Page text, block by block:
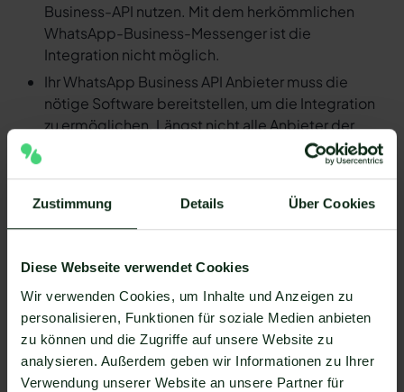
Zustimmung Details Über Cookies
Diese Webseite verwendet Cookies
Wir verwenden Cookies, um Inhalte und Anzeigen zu
personalisieren, Funktionen für soziale Medien anbieten
zu können und die Zugriffe auf unsere Website zu
analysieren. Außerdem geben wir Informationen zu Ihrer
Verwendung unserer Website an unsere Partner für
Business-API nutzen. Mit dem herkömmlichen
WhatsApp-Business-Messenger ist die
Integration nicht möglich.
Ihr WhatsApp Business API Anbieter muss die
nötige Software bereitstellen, um die Integration
zu ermöglichen. Längst nicht alle Anbieter der
WhatsApp API sind in der Lage, eine Integration
von Codelia und WhatsApp zu ermöglichen. Mit
über 6.000 Apps zur Verfügung, die Sie mit
WhatsApp verbinden können. Darunter ist
Da der Einrichtungsprozess der Integration je nach
dem Anbieter der WhatsApp API Schnittstelle
differenziert, gibt es keine allgemein gültige
Anleitung. Wir zeigen Ihnen im Folgenden, wie die
Einrichtung der Integration von Codelia und